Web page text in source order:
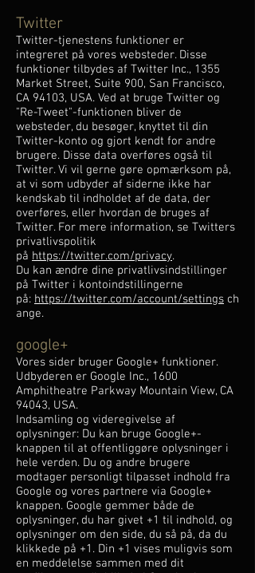
Twitter
Twitter-tjenestens funktioner er
integreret på vores websteder. Disse
funktioner tilbydes af Twitter Inc., 1355
Market Street, Suite 900, San Francisco,
CA 94103, USA. Ved at bruge Twitter og
"Re-Tweet"-funktionen bliver de
websteder, du besøger, knyttet til din
Twitter-konto og gjort kendt for andre
brugere. Disse data overføres også til
Twitter. Vi vil gerne gøre opmærksom på,
at vi som udbyder af siderne ikke har
kendskab til indholdet af de data, der
overføres, eller hvordan de bruges af
Twitter. For mere information, se Twitters
privatlivspolitik
på https://twitter.com/privacy.
Du kan ændre dine privatlivsindstillinger
på Twitter i kontoindstillingerne
på: https://twitter.com/account/settings ch
ange.
google+
Vores sider bruger Google+ funktioner.
Udbyderen er Google Inc., 1600
Amphitheatre Parkway Mountain View, CA
94043, USA.
Indsamling og videregivelse af
oplysninger: Du kan bruge Google+-
knappen til at offentliggøre oplysninger i
hele verden. Du og andre brugere
modtager personligt tilpasset indhold fra
Google og vores partnere via Google+
knappen. Google gemmer både de
oplysninger, du har givet +1 til indhold, og
oplysninger om den side, du så på, da du
klikkede på +1. Din +1 vises muligvis som
en meddelelse sammen med dit